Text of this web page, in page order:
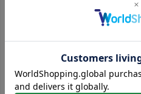
なリピート発注でも在庫切れ
の心配がほとんどありませ
OK！少量仕入れも柔軟に
対応